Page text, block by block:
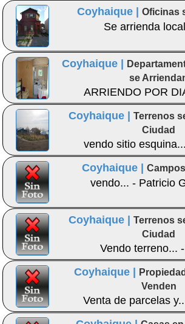
Coyhaique |
Oficinas
Se arrienda
Coyhaique |
se
ARRIENDO POR
Coyhaique |
Terrenos
Ciudad
vendo sitio
Coyhaique |
vendo... - Patricio
Coyhaique |
Terrenos
Ciudad
Vendo terreno...
Coyhaique |
Venden
Venta de parcelas